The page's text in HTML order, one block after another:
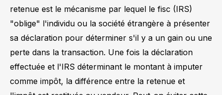
retenue est le mécanisme par lequel le fisc (IRS)
"oblige" l'individu ou la société étrangère à présenter
sa déclaration pour déterminer s'il y a un gain ou une
perte dans la transaction. Une fois la déclaration
effectuée et l'IRS déterminant le montant à imputer
comme impôt, la différence entre la retenue et